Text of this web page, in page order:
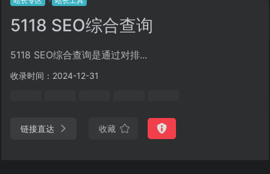
5118 SEO综合查询
5118 SEO综合查询是通过对排...
收录时间：2024-12-31
链接直达 收藏